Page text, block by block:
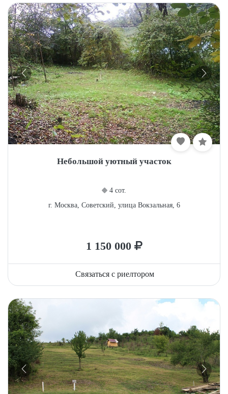
Небольшой уютный участок
4 сот.
г. Москва, Советский, улица Вокзальная, 6
1 150 000
Связаться с риелтором